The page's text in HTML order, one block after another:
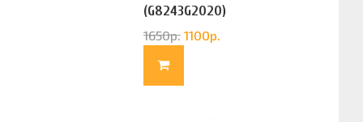
(G8243G2020)
1650р. 1100р.